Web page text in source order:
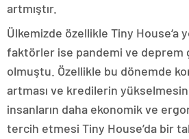
artmıştır.
Ülkemizde özellikle Tiny House‘a
faktörler ise pandemi ve deprem
olmuştu. Özellikle bu dönemde
artması ve kredilerin
insanların daha ekonomik ve
tercih etmesi Tiny House’da bir